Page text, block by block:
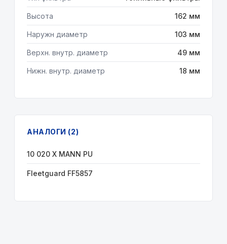
Высота 162 мм
Наружн диаметр 103 мм
Верхн. внутр. диаметр 49 мм
Нижн. внутр. диаметр 18 мм
АНАЛОГИ (2)
10 020 X MANN PU
Fleetguard FF5857